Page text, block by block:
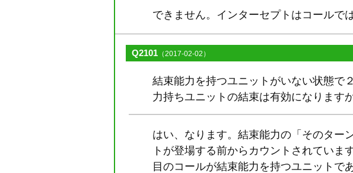
できません。インターセプトはコールで
Q2101 （2017-02-02）
結束能力を持つユニットがいない状態で
力持ちユニットの結束は有効になります
はい、なります。結束能力の「そのター
トが登場する前からカウントされてい
目のコールが結束能力を持つユニットで